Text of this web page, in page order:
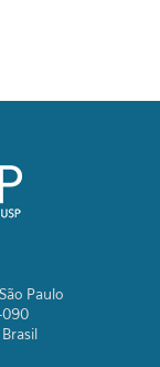
Paulo
090